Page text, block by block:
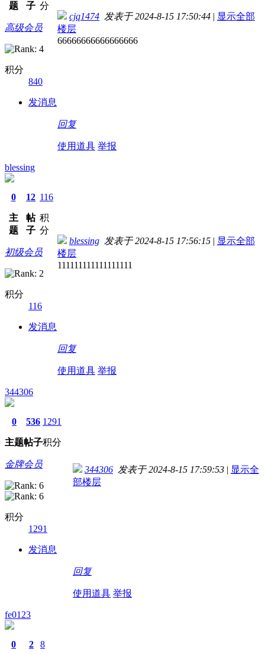
题
子 分
高级会员
积分
840
发消息
cjq1474 发表于 2024-8-15 17:50:44 | 显示全部
楼层
66666666666666666
回复
使用道具 举报
blessing
0
主
题
12
帖
子
116
积
分
初级会员
积分
116
发消息
blessing 发表于 2024-8-15 17:56:15 | 显示全部
楼层
111111111111111111
回复
使用道具 举报
344306
0
主题
536
帖子
1291
积分
金牌会员
积分
1291
发消息
344306 发表于 2024-8-15 17:59:53 | 显示全
部楼层
回复
使用道具 举报
fe0123
0 2 8